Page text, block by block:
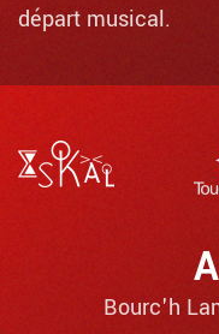
départ musical.
Bourc'h